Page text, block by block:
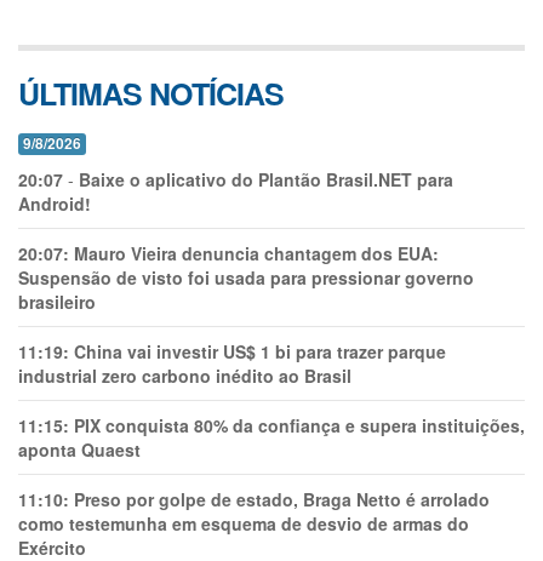
ÚLTIMAS NOTÍCIAS
9/8/2026
20:07 - Baixe o aplicativo do Plantão Brasil.NET para
Android!
20:07: Mauro Vieira denuncia chantagem dos EUA:
Suspensão de visto foi usada para pressionar governo
brasileiro
11:19: China vai investir US$ 1 bi para trazer parque
industrial zero carbono inédito ao Brasil
11:15: PIX conquista 80% da confiança e supera instituições,
aponta Quaest
11:10: Preso por golpe de estado, Braga Netto é arrolado
como testemunha em esquema de desvio de armas do
Exército